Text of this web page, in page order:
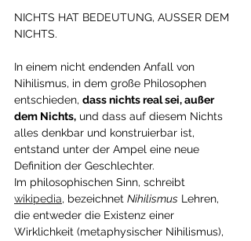
NICHTS HAT BEDEUTUNG, AUSSER DEM
NICHTS.
In einem nicht endenden Anfall von
Nihilismus, in dem große Philosophen
entschieden, dass nichts real sei, außer
dem Nichts, und dass auf diesem Nichts
alles denkbar und konstruierbar ist,
entstand unter der Ampel eine neue
Definition der Geschlechter.
Im philosophischen Sinn, schreibt
wikipedia, bezeichnet Nihilismus Lehren,
die entweder die Existenz einer
Wirklichkeit (metaphysischer Nihilismus),